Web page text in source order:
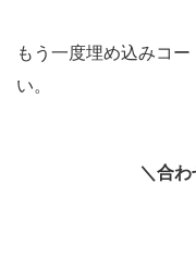
もう一度埋め込みコ
い。
＼合